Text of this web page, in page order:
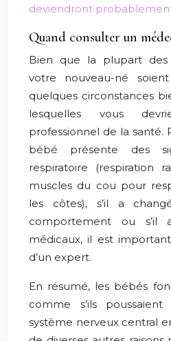
deviendront
Quand consulter un
Bien que la plupart
votre nouveau-né
quelques circonstances
lesquelles vous
professionnel de la santé.
bébé présente des
respiratoire (respiration
muscles du cou pour
les côtes), s’il a
comportement ou s’il
médicaux, il est
d’un expert.
En résumé, les bébés
comme s’ils
système nerveux central